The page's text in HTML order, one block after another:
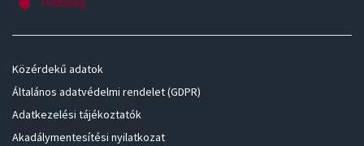
Közérdekű adatok
Általános adatvédelmi rendelet (GDPR)
Adatkezelési tájékoztatók
Akadálymentesítési nyilatkozat